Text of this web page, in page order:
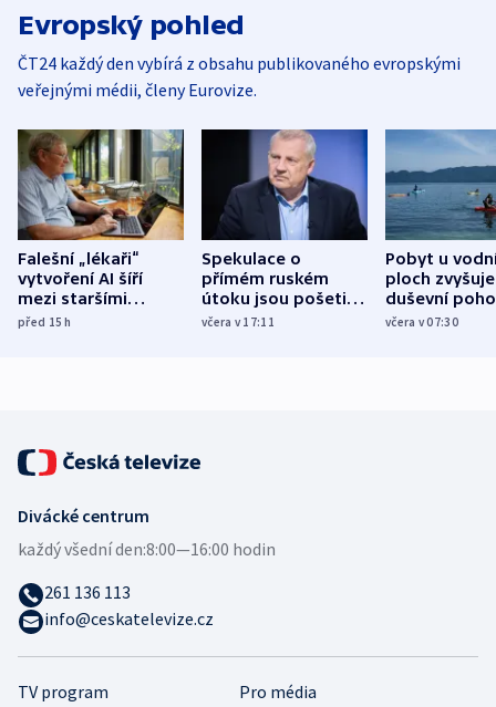
Evropský pohled
ČT24 každý den vybírá z obsahu publikovaného evropskými
veřejnými médii, členy Eurovize.
Falešní „lékaři“
vytvoření AI šíří
mezi staršími
Poláky nebezpečné
před 15h
Spekulace o
přímém ruském
útoku jsou pošetilé,
míní estonský
včera v 17:11
Pobyt u
ploch zvyšuje
duševní
ukázala
včera v 07:30
TV program
Pro média
Divácké centrum
každý všední den:8:00—16:00 hodin
261 136 113
info@ceskatelevize.cz